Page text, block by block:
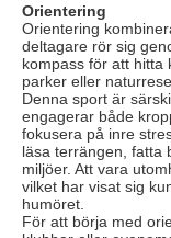
Orientering
Orientering
deltagare rör sig
kompass för att hitta
parker eller
Denna sport är
engagerar både
fokusera på inre
läsa terrängen, fatta
miljöer. Att vara
vilket har visat sig
humöret.
För att börja med